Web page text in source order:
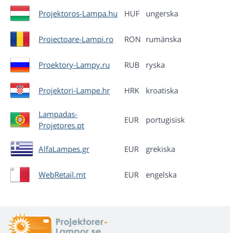
Projektoros-Lampa.hu HUF ungerska
Proiectoare-Lampi.ro RON rumänska
Proektory-Lampy.ru RUB ryska
Projektori-Lampe.hr HRK kroatiska
Lampadas-
Projetores.pt
EUR portugisisk
AlfaLampes.gr EUR grekiska
WebRetail.mt EUR engelska